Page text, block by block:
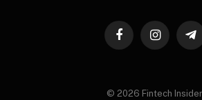
FacebookInstagram
© 2026 Fintech